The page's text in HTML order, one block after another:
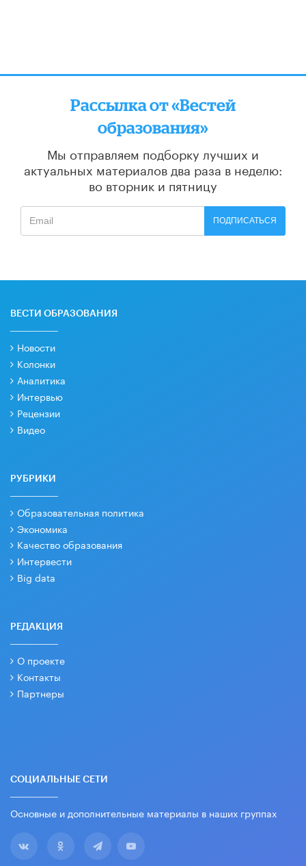
Рассылка от «Вестей
образования»
Мы отправляем подборку лучших и
актуальных материалов два раза в неделю:
во вторник и пятницу
ПОДПИСАТЬСЯ
ВЕСТИ ОБРАЗОВАНИЯ
Новости
Колонки
Аналитика
Интервью
Рецензии
Видео
РУБРИКИ
Образовательная политика
Экономика
Качество образования
Интервести
Big data
РЕДАКЦИЯ
О проекте
Контакты
Партнеры
СОЦИАЛЬНЫЕ СЕТИ
Основные и дополнительные материалы в наших группах